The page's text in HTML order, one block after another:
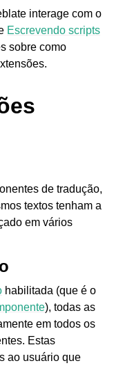
interage com o
Escrevendo scripts
sobre como
de tradução,
textos tenham a
em vários
habilitada (que é o
), todas as
em todos os
Estas
ao usuário que